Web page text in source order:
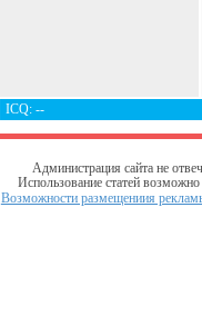
ICQ: --
Администрация сайта не
Использование статей
Возможности размещениия